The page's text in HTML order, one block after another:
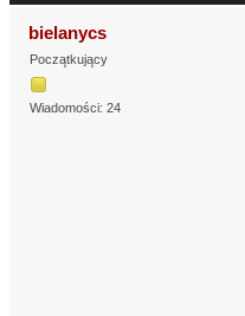
bielanycs
Początkujący
Wiadomości: 24